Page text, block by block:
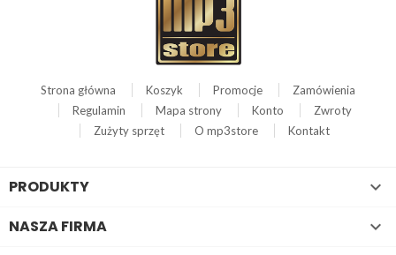
Strona główna Koszyk Promocje
Zamówienia
Regulamin
Mapa strony Konto
Zwroty
Zużyty sprzęt
O mp3store Kontakt
PRODUKTY 
NASZA FIRMA 